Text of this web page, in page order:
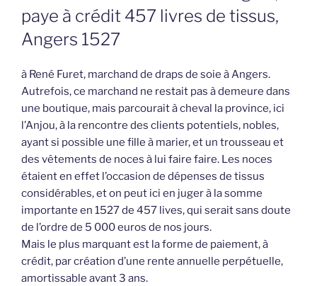
paye à crédit 457 livres de tissus,
Angers 1527
à René Furet, marchand de draps de soie à Angers.
Autrefois, ce marchand ne restait pas à demeure dans
une boutique, mais parcourait à cheval la province, ici
l’Anjou, à la rencontre des clients potentiels, nobles,
ayant si possible une fille à marier, et un trousseau et
des vêtements de noces à lui faire faire. Les noces
étaient en effet l’occasion de dépenses de tissus
considérables, et on peut ici en juger à la somme
importante en 1527 de 457 lives, qui serait sans doute
de l’ordre de 5 000 euros de nos jours.
Mais le plus marquant est la forme de paiement, à
crédit, par création d’une rente annuelle perpétuelle,
amortissable avant 3 ans.